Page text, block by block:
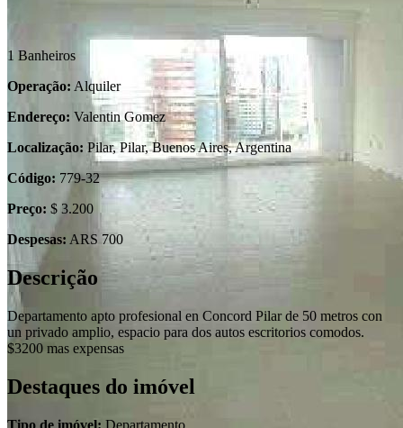
1 Banheiros
Operação: Alquiler
Endereço: Valentin Gomez
Localização: Pilar, Pilar, Buenos Aires, Argentina
Código: 779-32
Preço: $ 3.200
Despesas: ARS 700
Descrição
Departamento apto profesional en Concord Pilar de 50 metros con
un privado amplio, espacio para dos autos escritorios comodos.
$3200 mas expensas
Destaques do imóvel
Tipo de imóvel: Departamento